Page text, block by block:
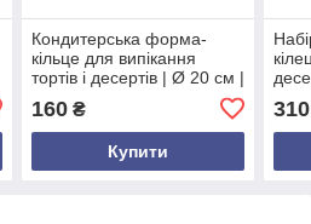
Кондитерська форма-
кільце для випікання
тортів і десертів | Ø 20 см |
висота 10 см | нержавіюча
сталь
160₴
Купити
20/
310